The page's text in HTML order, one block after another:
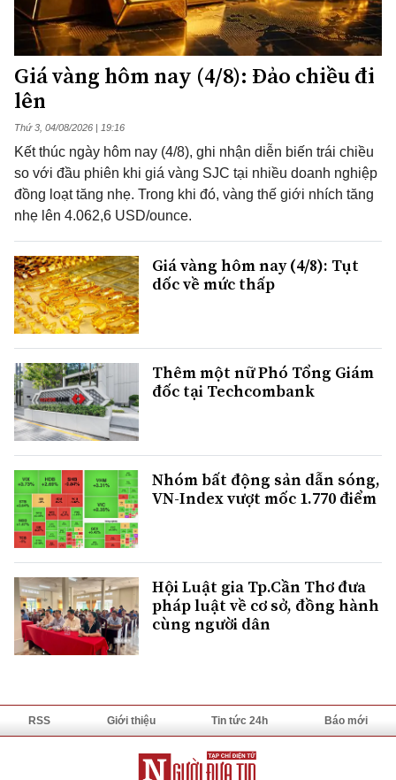
Giá vàng hôm nay (4/8): Đảo chiều đi
lên
Thứ 3, 04/08/2026 | 19:16
Kết thúc ngày hôm nay (4/8), ghi nhận diễn biến trái chiều
so với đầu phiên khi giá vàng SJC tại nhiều doanh nghiệp
đồng loạt tăng nhẹ. Trong khi đó, vàng thế giới nhích tăng
nhẹ lên 4.062,6 USD/ounce.
Giá vàng hôm nay (4/8): Tụt
dốc về mức thấp
Thêm một nữ Phó Tổng Giám
đốc tại Techcombank
Nhóm bất động sản dẫn sóng,
VN-Index vượt mốc 1.770 điểm
Hội Luật gia Tp.Cần Thơ đưa
pháp luật về cơ sở, đồng hành
cùng người dân
RSS Giới thiệu Tin tức 24h Báo mới